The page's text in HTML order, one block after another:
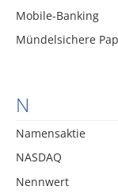
Mobile-Banking
Mündelsichere
N
Namensaktie
NASDAQ
Nennwert